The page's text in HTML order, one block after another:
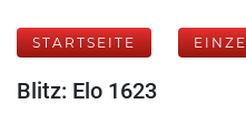
STARTSEITE
Blitz: Elo 1623